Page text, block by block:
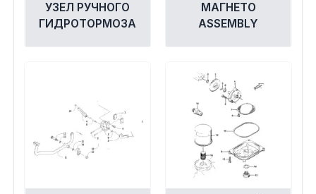
УЗЕЛ РУЧНОГО
ГИДРОТОРМОЗА
МАГНЕТО
ASSEMBLY